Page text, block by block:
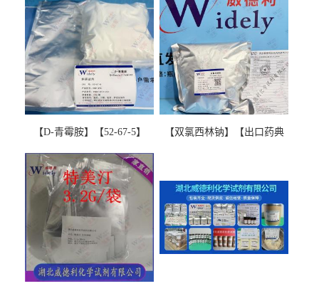
【D-青霉胺】【52-67-5】
图谱检测方法现货供应咨询
张军52-67-5
【双氯西林钠】【出口药典